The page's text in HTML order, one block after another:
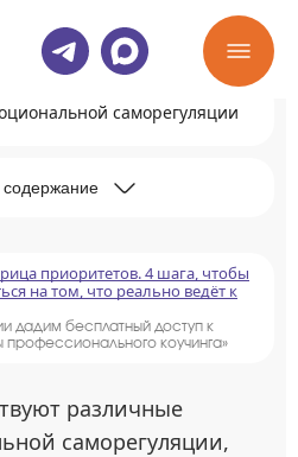
саморегуляции
содержание
приоритетов. 4 шага, чтобы
на том, что реально ведёт к
дадим бесплатный доступ к
профессионального коучинга»
различные
саморегуляции,